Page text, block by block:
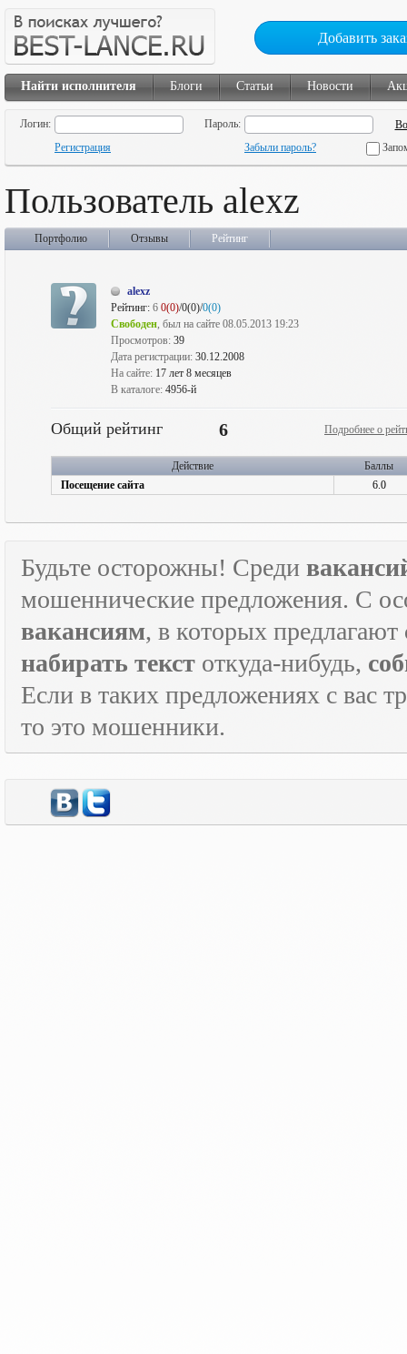
Добавить
Найти исполнителя Блоги Статьи Новости
Логин:
Пароль:
Регистрация
Забыли пароль?
Пользователь alexz
Портфолио Отзывы Рейтинг
alexz
Рейтинг: 6 0(0)/0(0)/0(0)
Свободен, был на сайте 08.05.2013 19:23
Просмотров: 39
Дата регистрации: 30.12.2008
На сайте: 17 лет 8 месяцев
В каталоге: 4956-й
Общий рейтинг 6 Подробнее о
Действие
Баллы
Посещение сайта
6.0
Будьте осторожны! Среди
мошеннические предложения. С
вакансиям, в которых предлагают
набирать текст откуда-нибудь,
Если в таких предложениях с вас
то это мошенники.